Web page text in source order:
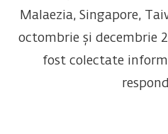
Malaezia, Singapore,
octombrie și decembrie
fost colectate